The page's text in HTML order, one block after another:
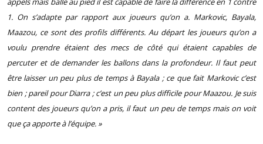
1. On s’adapte par rapport aux joueurs qu’on a. Markovic, Bayala,
Maazou, ce sont des profils différents. Au départ les joueurs qu’on a
voulu prendre étaient des mecs de côté qui étaient capables de
percuter et de demander les ballons dans la profondeur. Il faut peut
être laisser un peu plus de temps à Bayala ; ce que fait Markovic c’est
bien ; pareil pour Diarra ; c’est un peu plus difficile pour Maazou. Je suis
content des joueurs qu’on a pris, il faut un peu de temps mais on voit
que ça apporte à l’équipe. »